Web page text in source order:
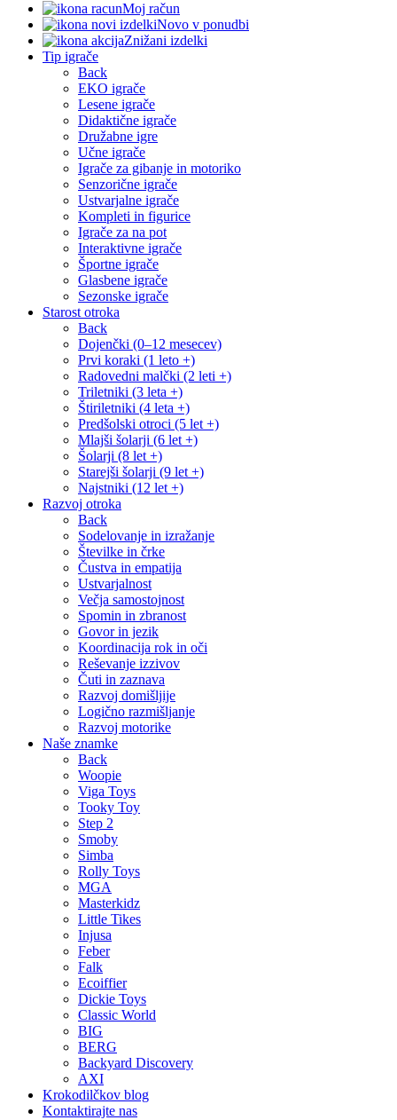
Moj račun
Novo v ponudbi
Znižani izdelki
Tip igrače
Back
EKO igrače
Lesene igrače
Didaktične igrače
Družabne igre
Učne igrače
Igrače za gibanje in motoriko
Senzorične igrače
Ustvarjalne igrače
Kompleti in figurice
Igrače za na pot
Interaktivne igrače
Športne igrače
Glasbene igrače
Sezonske igrače
Starost otroka
Back
Dojenčki (0–12 mesecev)
Prvi koraki (1 leto +)
Radovedni malčki (2 leti +)
Triletniki (3 leta +)
Štiriletniki (4 leta +)
Predšolski otroci (5 let +)
Mlajši šolarji (6 let +)
Šolarji (8 let +)
Starejši šolarji (9 let +)
Najstniki (12 let +)
Razvoj otroka
Back
Sodelovanje in izražanje
Številke in črke
Čustva in empatija
Ustvarjalnost
Večja samostojnost
Spomin in zbranost
Govor in jezik
Koordinacija rok in oči
Reševanje izzivov
Čuti in zaznava
Razvoj domišljije
Logično razmišljanje
Razvoj motorike
Naše znamke
Back
Woopie
Viga Toys
Tooky Toy
Step 2
Smoby
Simba
Rolly Toys
MGA
Masterkidz
Little Tikes
Injusa
Feber
Falk
Ecoiffier
Dickie Toys
Classic World
BIG
BERG
Backyard Discovery
AXI
Krokodilčkov blog
Kontaktirajte nas